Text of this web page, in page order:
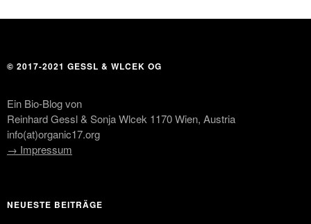
© 2017-2021 GESSL & WLCEK OG
Ein Bio-Blog von
Reinhard Gessl & Sonja Wlcek 1170 Wien, Austria
info(at)organic17.org
→ Impressum
NEUESTE BEITRÄGE